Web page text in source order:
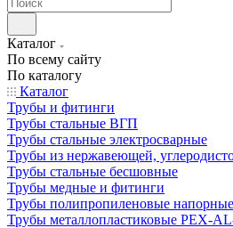
Каталог
По всему сайту
По каталогу
Каталог
Трубы и фитинги
Трубы стальные ВГП
Трубы стальные электросварные
Трубы из нержавеющей,
Трубы стальные бесшовные
Трубы медные и фитинги
Трубы полипропиленовые
Трубы металлопластиковые PEX-